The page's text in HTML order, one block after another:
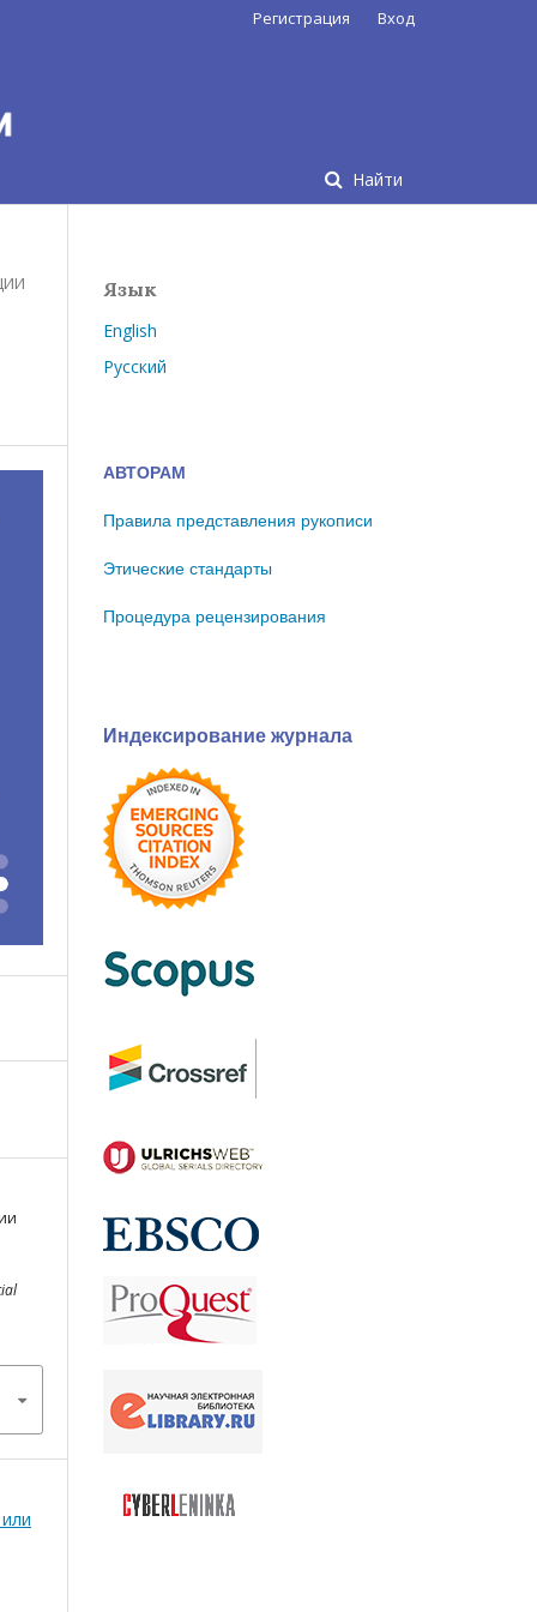
Найти
Регистрация Вход
Язык
English
Русский
АВТОРАМ
Правила представления рукописи
Этические стандарты
Процедура рецензирования
Индексирование журнала